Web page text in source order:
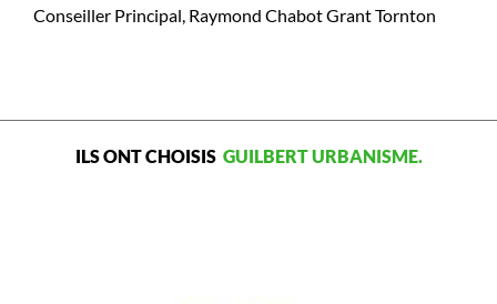
Conseiller Principal, Raymond Chabot Grant Tornton
ILS ONT CHOISIS GUILBERT URBANISME.